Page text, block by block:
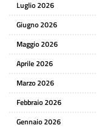
Luglio 2026
Giugno 2026
Maggio 2026
Aprile 2026
Marzo 2026
Febbraio 2026
Gennaio 2026